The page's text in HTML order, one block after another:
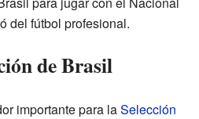
del fútbol profesional.
de Brasil
importante para laSelección